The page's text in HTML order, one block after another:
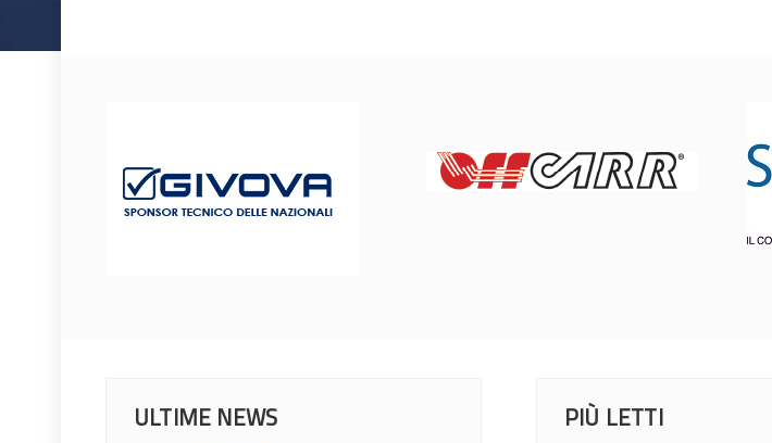
ULTIME NEWS PIÙ LETTI